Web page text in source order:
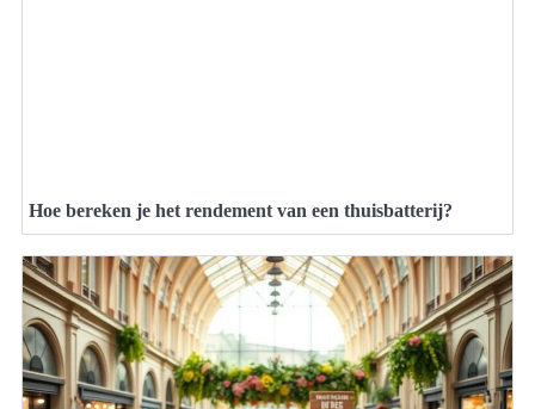
Hoe bereken je het rendement van een thuisbatterij?